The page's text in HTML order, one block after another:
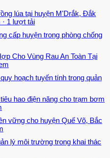
lúa tại huyện M'Drắk, Đắk
· 1 lượt tải
cấp huyện trong phòng chống
Cho Vùng Rau An Toàn Tại
hoạch tuyến tính trong quản
hao điện năng cho trạm bơm
vững cho huyện Quế Võ, Bắc
lý môi trường trong khai thác